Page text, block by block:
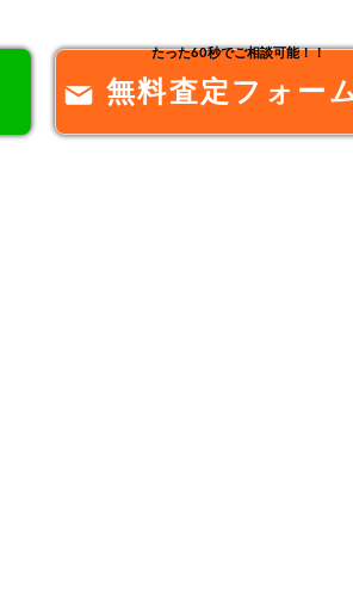
無料査定フォー
たった60秒でご相談可能！！